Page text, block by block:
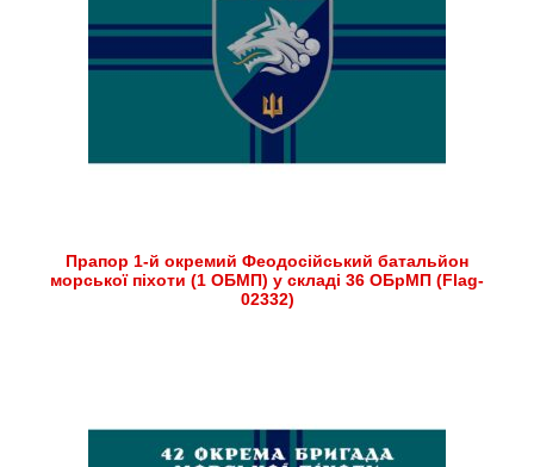
Прапор 1-й окремий Феодосійський батальйон
морської піхоти (1 ОБМП) у складі 36 ОБрМП (Flag-
02332)